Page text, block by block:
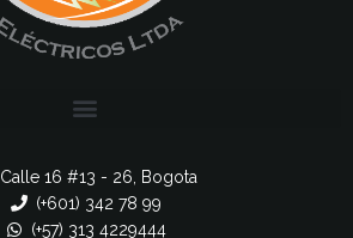
Calle 16 #13 - 26, Bogota
(+601) 342 78 99
(+57) 313 4229444